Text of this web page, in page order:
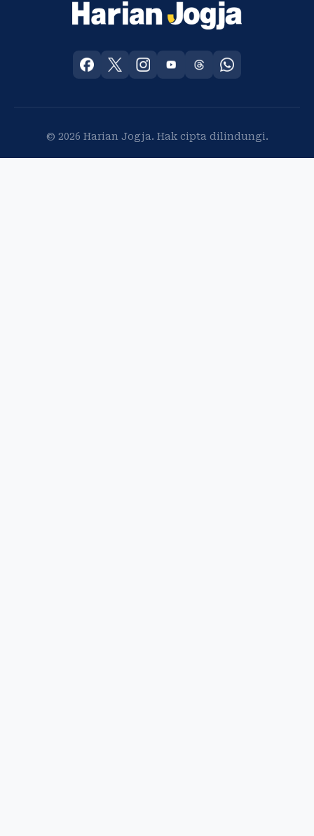
© 2026 Harian Jogja. Hak cipta dilindungi.